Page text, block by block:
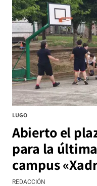
LUGO
Abierto el
para la
campus
REDACCIÓN